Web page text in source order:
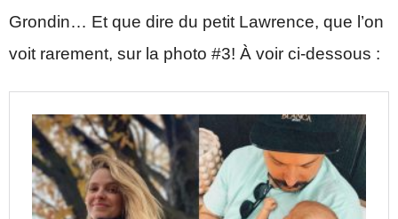
Grondin… Et que dire du petit Lawrence, que l’on
voit rarement, sur la photo #3! À voir ci-dessous :